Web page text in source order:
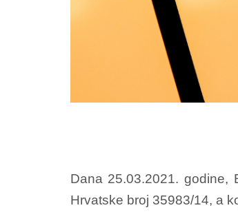
Dana 25.03.2021. godine,
Hrvatske broj 35983/14, a